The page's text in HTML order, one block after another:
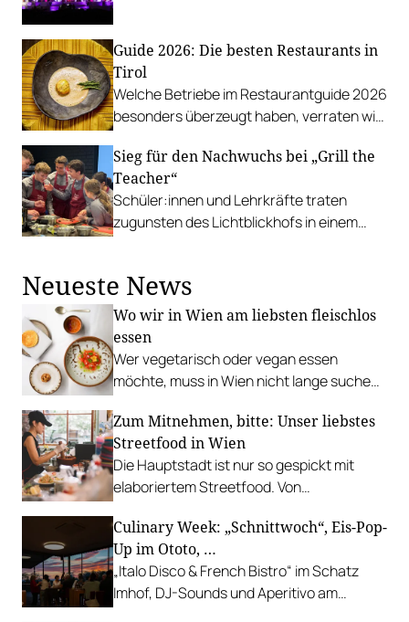
Guide 2026: Die besten Restaurants in
Tirol
Welche Betriebe im Restaurantguide 2026
besonders überzeugt haben, verraten wir
Sieg für den Nachwuchs bei „Grill the
Teacher“
Schüler:innen und Lehrkräfte traten
zugunsten des Lichtblickhofs in einem
Neueste News
Wo wir in Wien am liebsten fleischlos
essen
Wer vegetarisch oder vegan essen
möchte, muss in Wien nicht lange suchen.
besonders.
Zum Mitnehmen, bitte: Unser liebstes
Streetfood in Wien
Die Hauptstadt ist nur so gespickt mit
elaboriertem Streetfood. Von
Tacos bis hin zu syrischer Marktküche.
Culinary Week: „Schnittwoch“, Eis-Pop-
Up im Ototo, …
„Italo Disco & French Bistro“ im Schatz
Imhof, DJ-Sounds und Aperitivo am